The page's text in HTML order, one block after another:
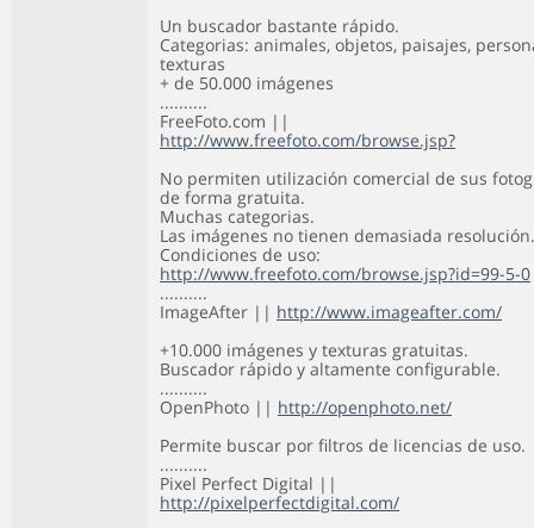
Un buscador bastante rápido.
Categorias: animales, objetos, paisajes,
texturas
+ de 50.000 imágenes
..........
FreeFoto.com ||
http://www.freefoto.com/browse.jsp?
No permiten utilización comercial de sus
de forma gratuita.
Muchas categorias.
Las imágenes no tienen demasiada resolución.
Condiciones de uso:
http://www.freefoto.com/browse.jsp?id=99-5-0
..........
ImageAfter || http://www.imageafter.com/
+10.000 imágenes y texturas gratuitas.
Buscador rápido y altamente configurable.
..........
OpenPhoto || http://openphoto.net/
Permite buscar por filtros de licencias de uso.
..........
Pixel Perfect Digital ||
http://pixelperfectdigital.com/